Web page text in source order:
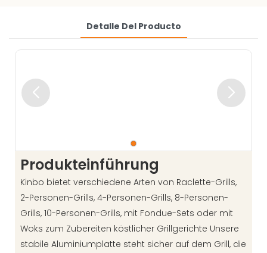
Detalle Del Producto
Produkteinführung
Kinbo bietet verschiedene Arten von Raclette-Grills,
2-Personen-Grills, 4-Personen-Grills, 8-Personen-
Grills, 10-Personen-Grills, mit Fondue-Sets oder mit
Woks zum Zubereiten köstlicher Grillgerichte Unsere
stabile Aluminiumplatte steht sicher auf dem Grill, die